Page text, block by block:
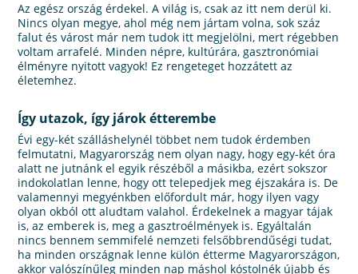
Az egész ország érdekel. A világ is, csak az itt nem derül ki.
Nincs olyan megye, ahol még nem jártam volna, sok száz
falut és várost már nem tudok itt megjelölni, mert régebben
voltam arrafelé. Minden népre, kultúrára, gasztronómiai
élményre nyitott vagyok! Ez rengeteget hozzátett az
életemhez.
Így utazok, így járok étterembe
Évi egy-két szálláshelynél többet nem tudok érdemben
felmutatni, Magyarország nem olyan nagy, hogy egy-két óra
alatt ne jutnánk el egyik részéből a másikba, ezért sokszor
indokolatlan lenne, hogy ott telepedjek meg éjszakára is. De
valamennyi megyénkben előfordult már, hogy ilyen vagy
olyan okból ott aludtam valahol. Érdekelnek a magyar tájak
is, az emberek is, meg a gasztroélmények is. Egyáltalán
nincs bennem semmifelé nemzeti felsőbbrendűségi tudat,
ha minden országnak lenne külön étterme Magyarországon,
akkor valószínűleg minden nap máshol kóstolnék újabb és